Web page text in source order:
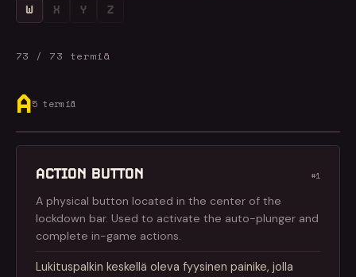
W
X Y Z
73 / 73 termiä
A5 termiä
ACTION BUTTON #1
A physical button located in the center of the
lockdown bar. Used to activate the auto-plunger and
complete in-game actions.
Lukituspalkin keskellä oleva fyysinen painike, jolla